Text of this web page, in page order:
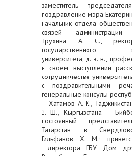
заместитель
поздравление мэра
начальник отдела
связей администрации
Трухина А. С., ректор
государственного
университета, д. э. н.,
в своем выступлении
сотрудничестве
с поздравительными
генеральные консулы
– Хатамов А. К.,
З. Ш., Кыргызстана –
постоянный
Татарстан в
Гильфанов Х. М.;
директора ГБУ Дом